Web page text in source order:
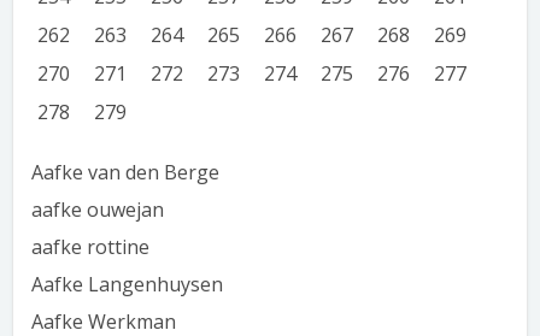
262
263 264 265 266 267 268
269
270
271 272 273 274 275 276
277
278
279
Aafke van den Berge
aafke ouwejan
aafke rottine
Aafke Langenhuysen
Aafke Werkman